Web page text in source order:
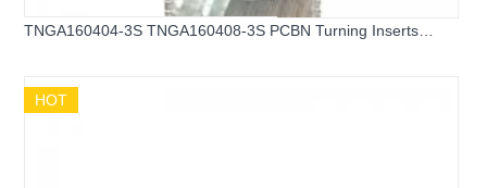
TNGA160404-3S TNGA160408-3S PCBN Turning Inserts
HOT